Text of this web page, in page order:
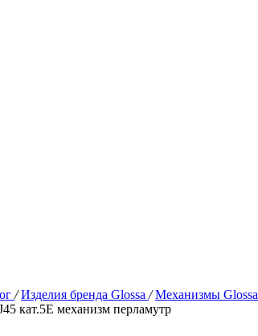
/ Изделия бренда Glossa / Механизмы Glossa
кат.5E механизм перламутр